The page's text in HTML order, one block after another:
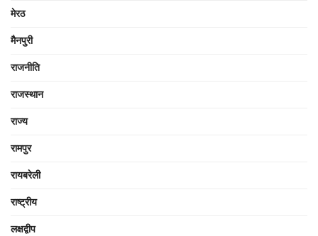
मेरठ
मैनपुरी
राजनीति
राजस्थान
राज्य
रामपुर
रायबरेली
राष्ट्रीय
लक्षद्वीप